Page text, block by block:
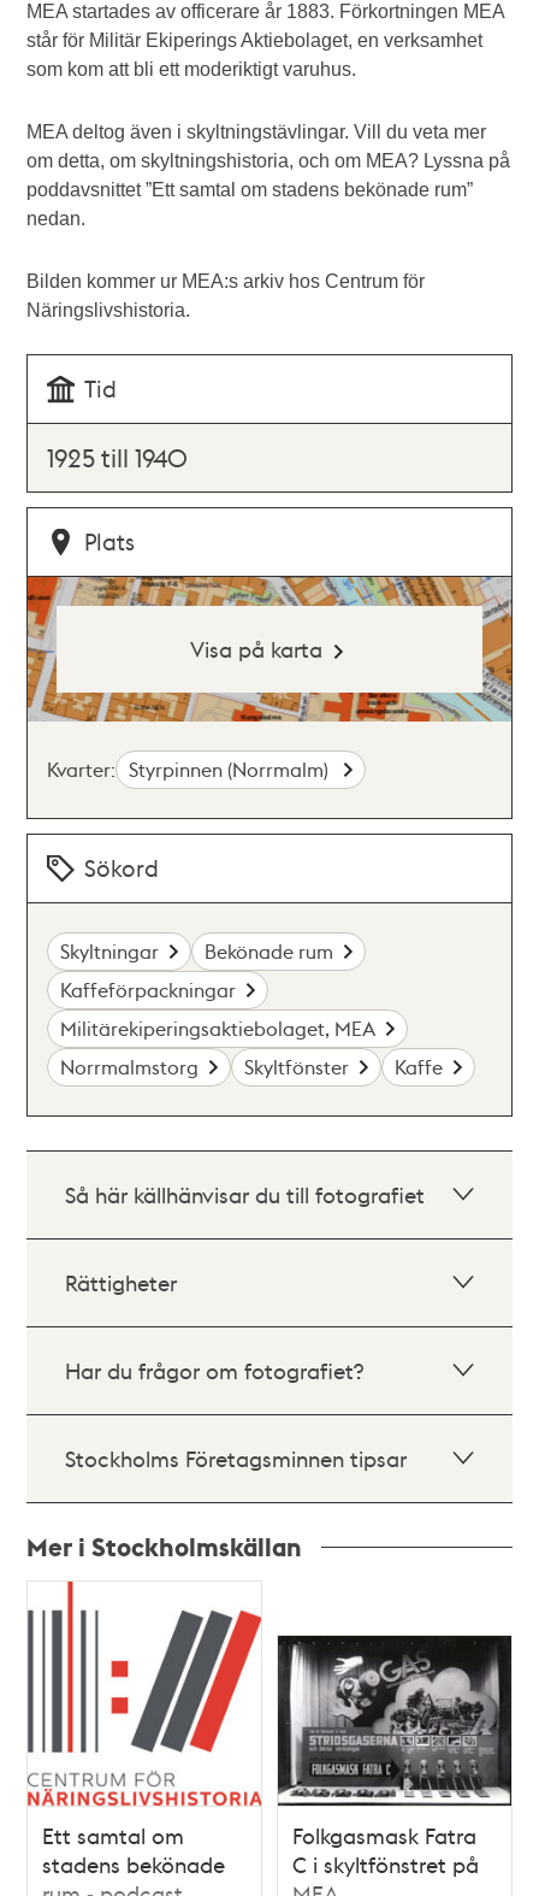
MEA startades av officerare år 1883. Förkortningen MEA
står för Militär Ekiperings Aktiebolaget, en verksamhet
som kom att bli ett moderiktigt varuhus.
MEA deltog även i skyltningstävlingar. Vill du veta mer
om detta, om skyltningshistoria, och om MEA? Lyssna på
poddavsnittet ”Ett samtal om stadens bekönade rum”
nedan.
Bilden kommer ur MEA:s arkiv hos Centrum för
Näringslivshistoria.
Tid
1925 till 1940
Plats
Visa på karta
Kvarter: Styrpinnen (Norrmalm)
Sökord
Skyltningar
Bekönade rum
Kaffeförpackningar
Militärekiperingsaktiebolaget, MEA
Norrmalmstorg
Skyltfönster Kaffe
Så här källhänvisar du till fotografiet
Rättigheter
Har du frågor om fotografiet?
Stockholms Företagsminnen tipsar
Mer i Stockholmskällan
Ett samtal om
stadens bekönade
Folkgasmask Fatra
C i skyltfönstret på